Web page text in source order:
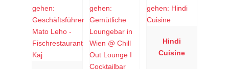
Hindi
Cuisine